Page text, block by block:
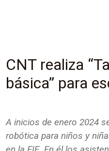
CNT realiza
básica” para
A inicios de enero 2024
robótica para niños y